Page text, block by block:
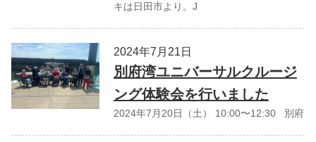
キは日田市より。J
2024年7月21日
別府湾ユニバーサルクルージ
ング体験会を行いました
2024年7月20日（土） 10:00〜12:30 別府